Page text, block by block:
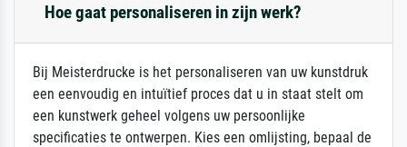
Hoe gaat personaliseren in zijn werk?
Bij Meisterdrucke is het personaliseren van uw kunstdruk
een eenvoudig en intuïtief proces dat u in staat stelt om
een kunstwerk geheel volgens uw persoonlijke
specificaties te ontwerpen. Kies een omlijsting, bepaal de